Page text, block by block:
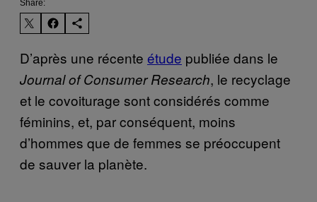
Share:
D’après une récente étude publiée dans le
Journal of Consumer Research, le recyclage
et le covoiturage sont considérés comme
féminins, et, par conséquent, moins
d’hommes que de femmes se préoccupent
de sauver la planète.